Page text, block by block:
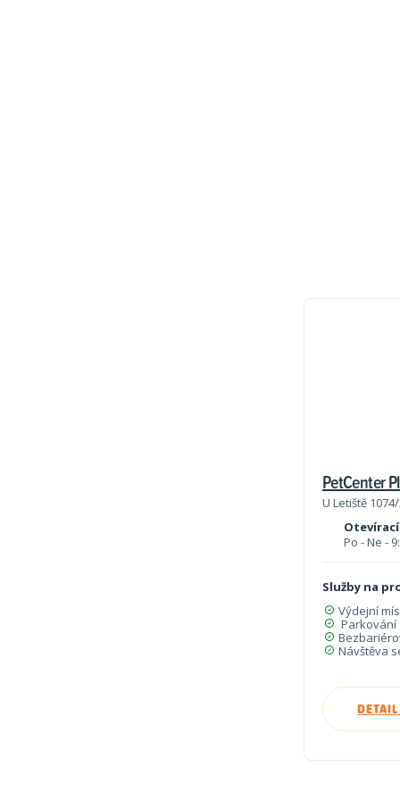
PetCenter
U Letiště
Po - Ne -
Služby na
Výdejní
Parkování
Návštěva